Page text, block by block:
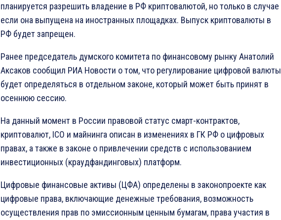
планируется разрешить владение в РФ криптовалютой, но только в случае
если она выпущена на иностранных площадках. Выпуск криптовалюты в
РФ будет запрещен.
Ранее председатель думского комитета по финансовому рынку Анатолий
Аксаков сообщил РИА Новости о том, что регулирование цифровой валюты
будет определяться в отдельном законе, который может быть принят в
осеннюю сессию.
На данный момент в России правовой статус смарт-контрактов,
криптовалют, ICO и майнинга описан в изменениях в ГК РФ о цифровых
правах, а также в законе о привлечении средств с использованием
инвестиционных (краудфандинговых) платформ.
Цифровые финансовые активы (ЦФА) определены в законопроекте как
цифровые права, включающие денежные требования, возможность
осуществления прав по эмиссионным ценным бумагам, права участия в